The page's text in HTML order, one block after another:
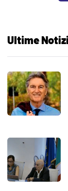
Ultime